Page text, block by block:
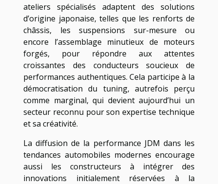
ateliers spécialisés adaptent des solutions
d’origine japonaise, telles que les renforts de
châssis, les suspensions sur-mesure ou
encore l’assemblage minutieux de moteurs
forgés, pour répondre aux attentes
croissantes des conducteurs soucieux de
performances authentiques. Cela participe à la
démocratisation du tuning, autrefois perçu
comme marginal, qui devient aujourd’hui un
secteur reconnu pour son expertise technique
et sa créativité.
La diffusion de la performance JDM dans les
tendances automobiles modernes encourage
aussi les constructeurs à intégrer des
innovations initialement réservées à la